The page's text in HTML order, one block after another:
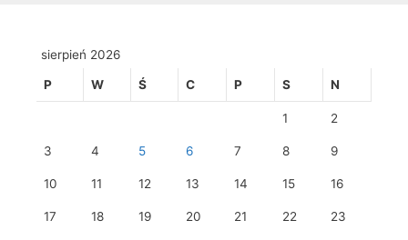
sierpień 2026
P W Ś C P S N
1 2
3 4 5 6 7 8 9
10 11 12 13 14 15 16
17 18 19 20 21 22 23